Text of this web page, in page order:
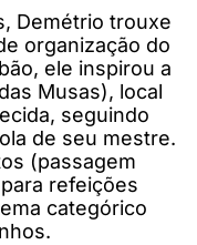
Demétrio trouxe
organização do
ele inspirou a
Musas), local
seguindo
de seu mestre.
(passagem
refeições
categórico